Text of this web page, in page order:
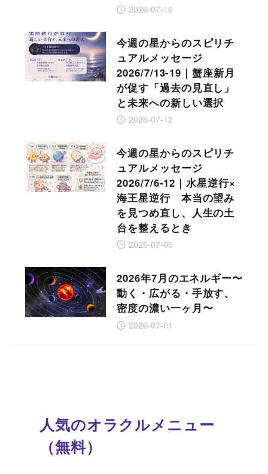
2026-07-19
今週の星からのスピリチ
ュアルメッセージ
2026/7/13-19｜蟹座新月
が促す「過去の見直し」
と未来への新しい選択
2026-07-12
今週の星からのスピリチ
ュアルメッセージ
2026/7/6-12｜水星逆行×
海王星逆行 本当の望み
を見つめ直し、人生の土
台を整えるとき
2026-07-05
2026年7月のエネルギー〜
動く・広がる・手放す、
密度の濃い一ヶ月〜
2026-07-01
人気のオラクルメニュー
（無料）